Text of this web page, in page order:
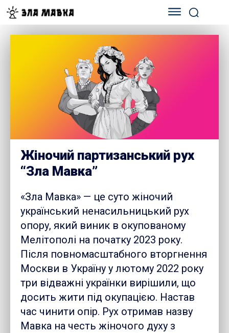
Жіночий партизанський рух
“Зла Мавка”
«Зла Мавка» — це суто жіночий
український ненасильницький рух
опору, який виник в окупованому
Мелітополі на початку 2023 року.
Після повномасштабного вторгнення
Москви в Україну у лютому 2022 року
три відважні українки вирішили, що
досить жити під окупацією. Настав
час чинити опір. Рух отримав назву
Мавка на честь жіночого духу з